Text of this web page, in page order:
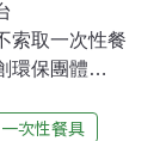
索取一次性餐
環保團體
步表示，將再
一次性餐具